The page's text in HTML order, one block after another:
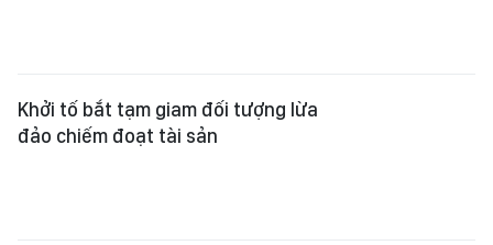
Khởi tố bắt tạm giam đối tượng lừa
đảo chiếm đoạt tài sản